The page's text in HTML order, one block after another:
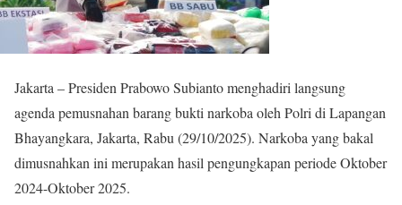
Jakarta – Presiden Prabowo Subianto menghadiri langsung
agenda pemusnahan barang bukti narkoba oleh Polri di Lapangan
Bhayangkara, Jakarta, Rabu (29/10/2025). Narkoba yang bakal
dimusnahkan ini merupakan hasil pengungkapan periode Oktober
2024-Oktober 2025.